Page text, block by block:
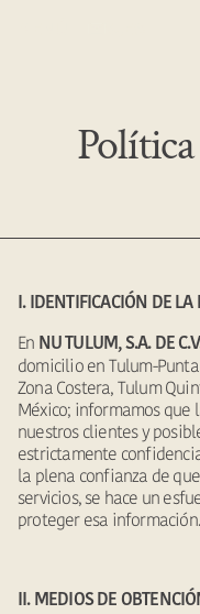
I. IDENTIFICACIÓN DE LA
En NU TULUM, S.A. DE
domicilio en Tulum-
Zona Costera, Tulum
México; informamos
nuestros clientes y
estrictamente
la plena confianza de
servicios, se hace un
proteger esa información.
II. MEDIOS DE